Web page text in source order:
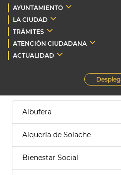
AYUNTAMIENTO
LA CIUDAD
TRÁMITES
ATENCIÓN CIUDADANA
ACTUALIDAD
Albufera
Alquería de Solache
Bienestar Social